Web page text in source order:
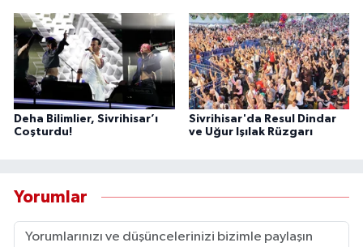
Deha Bilimlier, Sivrihisar’ı
Coşturdu!
Sivrihisar'da Resul Dindar
ve Uğur Işılak Rüzgarı
Yorumlar